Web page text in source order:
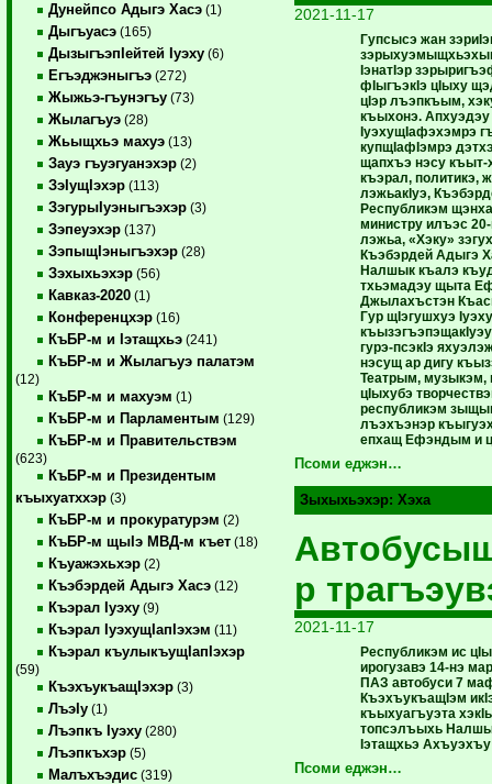
Дунейпсо Адыгэ Хасэ (1)
Дыгъуасэ (165)
ДызыгъэпIейтей Iуэху (6)
Егъэджэныгъэ (272)
Жыжьэ-гъунэгъу (73)
Жылагъуэ (28)
Жьыщхьэ махуэ (13)
Зауэ гъуэгуанэхэр (2)
ЗэIущIэхэр (113)
ЗэгурыIуэныгъэхэр (3)
Зэпеуэхэр (137)
ЗэпыщIэныгъэхэр (28)
Зэхыхьэхэр (56)
Кавказ-2020 (1)
Конференцхэр (16)
КъБР-м и Iэтащхьэ (241)
КъБР-м и Жылагъуэ палатэм
(12)
КъБР-м и махуэм (1)
КъБР-м и Парламентым (129)
КъБР-м и Правительствэм
(623)
КъБР-м и Президентым
къыхуатххэр (3)
КъБР-м и прокуратурэм (2)
КъБР-м щыIэ МВД-м къет (18)
Къуажэхьхэр (2)
Къэбэрдей Адыгэ Хасэ (12)
Къэрал Iуэху (9)
Къэрал IуэхущIапIэхэм (11)
Къэрал къулыкъущIапIэхэр
(59)
КъэхъукъащIэхэр (3)
ЛъэIу (1)
Лъэпкъ Iуэху (280)
Лъэпкъхэр (5)
Малъхъэдис (319)
2021-11-17
Гупсысэ жан
IэнатIэр
фIыгъэкIэ цIыху
цIэр лъэпкъым,
къыхонэ. Апхуэдэу
IуэхущIафэхэмрэ
купщIафIэмрэ
щапхъэ нэсу къыт-
къэрал, политикэ,
лэжьакIуэ,
Республикэм
министру илъэс
лэжьа, «Хэку»
Къэбэрдей Адыгэ
Налшык къалэ
тхьэмадэу щыта
Джылахъстэн
Гур щIэгушхуэ
гурэ-псэкIэ
нэсущ ар дигу
Театрым, музыкэм,
цIыхубэ
республикэм
лъэхъэнэр
епхащ Ефэндым и
Псоми еджэн…
Зыхыхьэхэр: Хэха
р
2021-11-17
Республикэм ис
ирогузавэ 14-нэ
ПАЗ автобуси 7
КъэхъукъащIэм
къыхуагъуэта
топсэлъыхь
Iэтащхьэ Ахъуэхъу
Псоми еджэн…